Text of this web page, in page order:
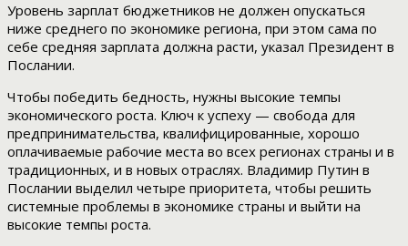
Уровень зарплат бюджетников не должен опускаться
ниже среднего по экономике региона, при этом сама по
себе средняя зарплата должна расти, указал Президент в
Послании.
Чтобы победить бедность, нужны высокие темпы
экономического роста. Ключ к успеху — свобода для
предпринимательства, квалифицированные, хорошо
оплачиваемые рабочие места во всех регионах страны и в
традиционных, и в новых отраслях. Владимир Путин в
Послании выделил четыре приоритета, чтобы решить
системные проблемы в экономике страны и выйти на
высокие темпы роста.